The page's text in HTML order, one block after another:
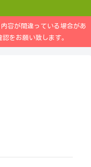
容が間違っている場合があ
をお願い致します。